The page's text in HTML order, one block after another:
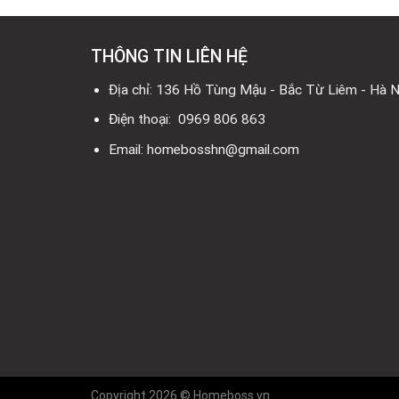
THÔNG TIN LIÊN HỆ
Địa chỉ: 136 Hồ Tùng Mậu - Bắc Từ Liêm - Hà
Điện thoại: 0969 806 863
Email: homebosshn@gmail.com
Copyright 2026 © Homeboss.vn